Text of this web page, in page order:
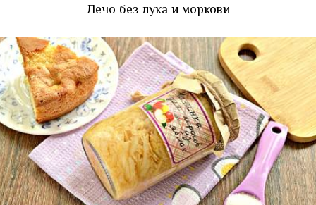
Лечо без лука и моркови